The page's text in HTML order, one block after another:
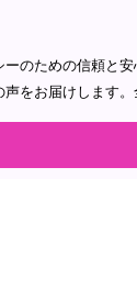
のための信頼と
をお届けします